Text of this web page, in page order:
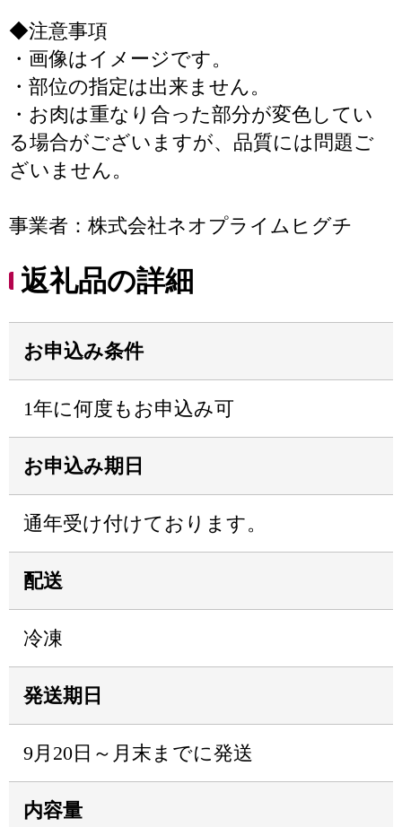
◆注意事項
・画像はイメージです。
・部位の指定は出来ません。
・お肉は重なり合った部分が変色してい
る場合がございますが、品質には問題ご
ざいません。
事業者：株式会社ネオプライムヒグチ
返礼品の詳細
お申込み条件
1年に何度もお申込み可
お申込み期日
通年受け付けております。
配送
冷凍
発送期日
9月20日～月末までに発送
内容量